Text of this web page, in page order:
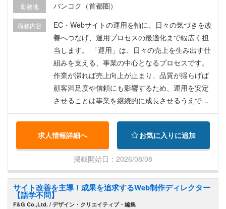
除後の目安金額です。 ※実際の手取り額は、扶養
状況や各種控除等により異なります。 ※最大4ヶ月
の試用期間あり ※想定年収：1,024,500バーツ（約
512万円）～ /月給+賞与+皆勤賞etc ※経験・スキ
ルにより金額は前後する場合があります。（採用
時に最終決定） 【待遇・福利厚生】 ◆賞与（4
月）、昇給（9月）※業績により臨時賞与あり ◆有
給休暇 年10日（勤務開始半年後より） ◆健康報
奨休日 年最大6日 ◆その他有給休暇（タイ労働法
に準拠） ◆皆勤手当（月1回、年1回） ◆就労ビ
ザ・労働許可証付与 ◆社会保険加入（タイ国） ◆
大手保険会社医療保険（日本語対応可の病院にて
使用可能、OPD3,500B/回） ◆健康診断（年1回無
料、日本語の通じるクリニックで受診） ◆タイ国
外在住者の場合、採用後の初回渡航費用を全額返
金（入社1年後より） ◆弊社独自の産休/育休制度
勤務地 バンコク（首都圏）
職務内容
EC・Webサイトの運用を軸に、日々の気づきを改
善へつなげ、運用プロセスの最適化まで幅広く担
当します。 「運用」は、日々の売上を生み出す仕
組みを支える、事業の中心となるプロセスです。
作業が滞れば売上向上が止まり、品質が揺らげば
顧客満足度や信頼にも影響するため、運用を安定
させることは事業を継続的に成長させるうえで不
可欠なミッションです。 その基盤を守りながら、
どこに非効率があるか、さらに改善できるポイン
トはないかを常に考えていきます。 業務は、コン
テンツ更新の運用、データを用いた効果検証、UI
改善の提案、業務フローの整理、自動化・AI活用
による効率化、さらにキャンペーンや販促施策の
運用・改善など多岐にわたります。 関係者と連携
しながら「もっと良くできる方向性」を示す 改善
求人情報詳細へ お気に入りに追加
掲載開始日：2026/08/08
サイト改善を主導！成果を追求するWeb制作ディレクター
【語学不問】
F&G Co.,Ltd. / デザイン・クリエイティブ・編集